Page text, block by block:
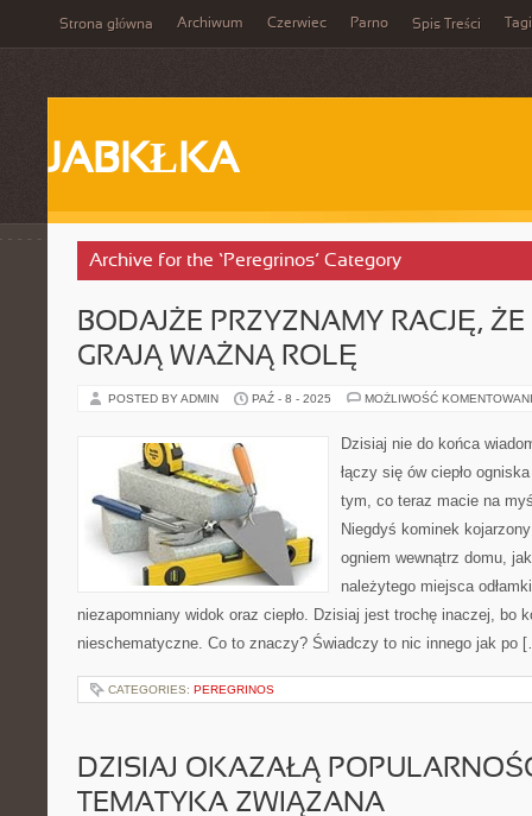
Strona główna Archiwum Czerwiec Parno Spis Treści Tagi
JABKŁKA
Archive for the ‘Peregrinos’ Category
BODAJŻE PRZYZNAMY RACJĘ,
GRAJĄ WAŻNĄ ROLĘ
POSTED BY ADMIN PAŹ - 8 - 2025 MOŻLIWOŚĆ
Dzisiaj nie do końca
łączy się ów ciepło
tym, co teraz macie na
Niegdyś kominek
ogniem wewnątrz domu,
należytego miejsca
niezapomniany widok oraz ciepło. Dzisiaj jest trochę inaczej, bo
nieschematyczne. Co to znaczy? Świadczy to nic innego jak po
CATEGORIES: PEREGRINOS
DZISIAJ OKAZAŁĄ
TEMATYKA ZWIĄZANA